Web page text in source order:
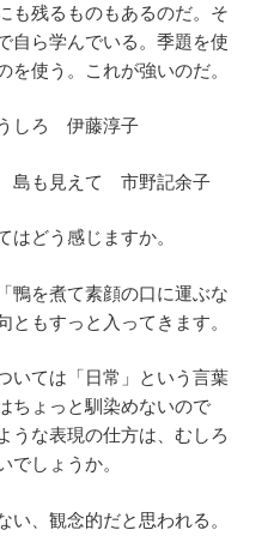
も残るものもあるのだ。そ
自ら学んでいる。季題を使
を使う。これが強いのだ。
しろ 伊藤淳子
も見えて 市野記余子
はどう感じますか。
鴨を煮て素顔の口に運ぶな
ともすっと入ってきます。
いては「日常」という言葉
ちょっと馴染めないので
うな表現の仕方は、むしろ
でしょうか。
い、観念的だと思われる。